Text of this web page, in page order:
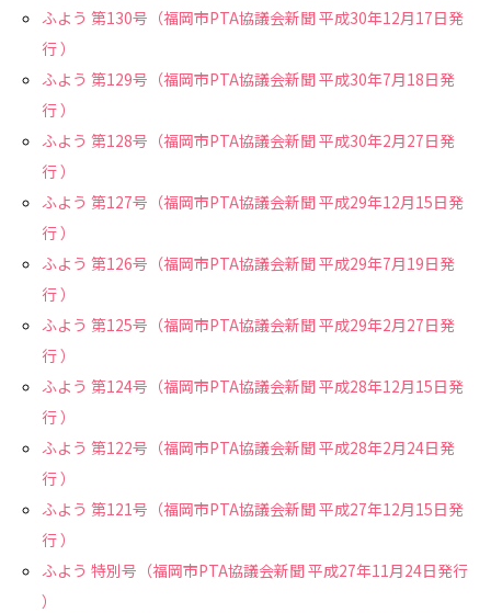
ふよう 第130号（福岡市PTA協議会新聞 平成30年12月17日発
行 ）
ふよう 第129号（福岡市PTA協議会新聞 平成30年7月18日発
行 ）
ふよう 第128号（福岡市PTA協議会新聞 平成30年2月27日発
行 ）
ふよう 第127号（福岡市PTA協議会新聞 平成29年12月15日発
行 ）
ふよう 第126号（福岡市PTA協議会新聞 平成29年7月19日発
行 ）
ふよう 第125号（福岡市PTA協議会新聞 平成29年2月27日発
行 ）
ふよう 第124号（福岡市PTA協議会新聞 平成28年12月15日発
行 ）
ふよう 第122号（福岡市PTA協議会新聞 平成28年2月24日発
行 ）
ふよう 第121号（福岡市PTA協議会新聞 平成27年12月15日発
行 ）
ふよう 特別号（福岡市PTA協議会新聞 平成27年11月24日発行
）